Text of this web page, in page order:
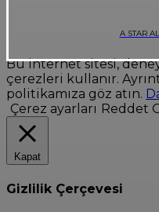
A STAR
Bu internet sitesi,
çerezleri kullanır.
politikamıza göz atın.
Çerez ayarları Reddet
Kapat
Gizlilik Çerçevesi